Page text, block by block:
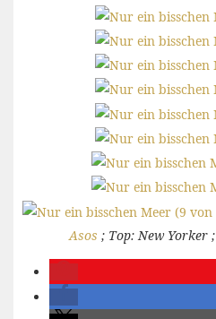
Asos ; Top: New Yorker ;